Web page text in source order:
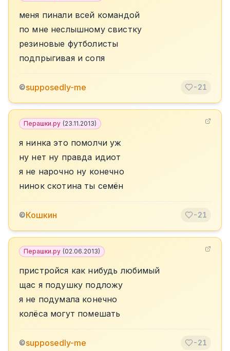
меня пинали всей командой
по мне неслышному свистку
резиновые футболисты
подпрыгивая и сопя
©supposedly-me -21
Перашки.ру (23.11.2013)
я нинка это помолчи уж
ну нет ну правда идиот
я не нарочно ну конечно
нинок скотина ты семён
©Кошкин -21
Перашки.ру (02.06.2013)
пристройся как нибудь любимый
щас я подушку подложу
я не подумала конечно
колёса могут помешать
©supposedly-me -21